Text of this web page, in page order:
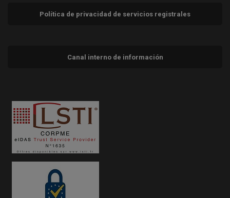
Política de privacidad de servicios registrales
Canal interno de información